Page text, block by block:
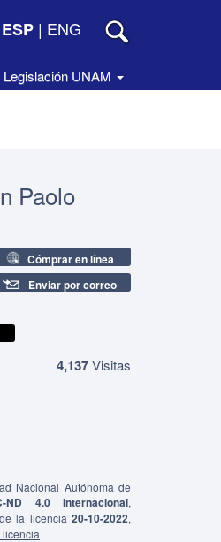
ESP | ENG
Legislación UNAM
Paolo
Cómprar en línea
Enviar por correo
4,137Visitas
Nacional Autónoma de
ND 4.0 Internacional,
la licencia 20-10-2022,
licencia